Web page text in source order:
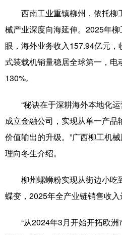
西南工业重镇柳州，依托柳
械产业深度向海延伸。2025年
眼，海外业务收入157.94亿元
式装载机销量稳居全球第一，电
130%。
“秘诀在于深耕海外本地化运
成立金融公司，实现从单一产品
价值输出的升级。”广西柳工机
理向冬生介绍。
柳州螺蛳粉实现从街边小吃
蝶变，2025年全产业链销售收入
“从2024年3月开始开拓欧洲